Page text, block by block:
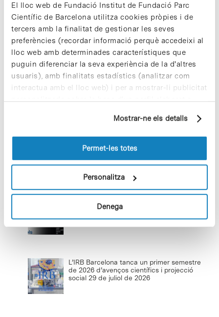
El lloc web de Fundació Institut de Fundació Parc
Científic de Barcelona utilitza cookies pròpies i de
tercers amb la finalitat de gestionar les seves
preferències (recordar informació perquè accedeixi al
lloc web amb determinades característiques que
puguin diferenciar la seva experiència de la d'altres
usuaris), amb finalitats estadístics (analitzar com
interactua amb el lloc web) i per a mostrar-li publicitat
personalitzada sobre la base d'un perfil elaborat a
pàgines visitades). Per a obtenir més informació sobre
les cookies pot consultar laPolítica de cookiesdel
Mostrar-ne els detalls
Permet-les totes
Personalitza
Denega
Vacances responsables en temps
d’emergència climàtica
El CNAG impulsa ClarID, un nou estàndard
d’identificadors llegibles per a metadades
biomèdiques 30 de juliol de 2026
L’IRB Barcelona tanca un primer semestre
de 2026 d’avenços científics i projecció
social 29 de juliol de 2026